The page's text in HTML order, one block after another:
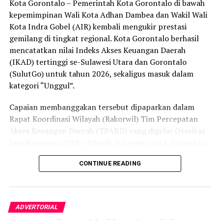
secara menyeluruh, tidak hanya menyasar pengecer
skala kecil tetapi juga distributor dan toko-toko besar
yang melanggar aturan.
Dalam daftar pemeringkatan nasional tersebut, Kota
Denpasar menempati posisi puncak dengan tingkat rasa
aman masyarakat melebihi 81 persen, disusul oleh Kota
Yogyakarta, Surakarta, Semarang, Magelang, dan
Kota Gorontalo yang berada di urutan ketujuh berhasil
mengungguli sejumlah kota berkembang lainnya di
Singkawang. Capaian ini menjadi bukti konkret bahwa
Kota Gorontalo terus bertransformasi menjadi daerah
Kota Gorontalo – Pemerintah Kota Gorontalo di bawah
kepemimpinan Wali Kota Adhan Dambea dan Wakil Wali
Kota Indra Gobel (AIR) kembali mengukir prestasi
gemilang di tingkat regional. Kota Gorontalo berhasil
mencatatkan nilai Indeks Akses Keuangan Daerah
(IKAD) tertinggi se-Sulawesi Utara dan Gorontalo
(SulutGo) untuk tahun 2026, sekaligus masuk dalam
kategori “Unggul”.
Capaian membanggakan tersebut dipaparkan dalam
Rapat Koordinasi Wilayah (Rakorwil) Tim Percepatan
Akses Keuangan Daerah (TPAKD) yang digelar Otoritas
dan Maluku Utara di Hotel NDC Resort and Spa,
Manado, Sulawesi Utara, Rabu (29/7/2026).
Delegasi Pemkot Gorontalo dipimpin langsung oleh
Wakil Wali Kota Gorontalo Indra Gobel, didampingi
Kepala Badan Pendapatan Daerah (Bapenda) Zamronie
CONTINUE READING
ADVERTORIAL